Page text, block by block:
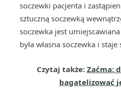
soczewki pacjenta i
sztuczną soczewką
soczewka jest
była własna soczewka i staje
Czytaj także: Zaćma:
bagatelizować